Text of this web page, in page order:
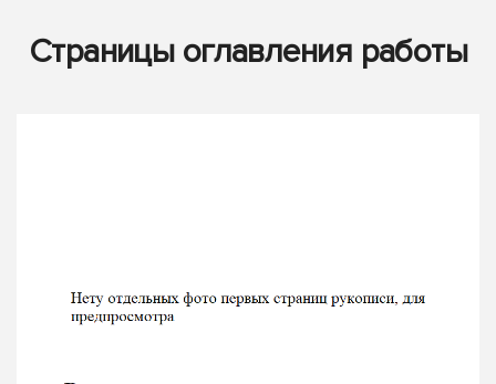
Страницы оглавления работы